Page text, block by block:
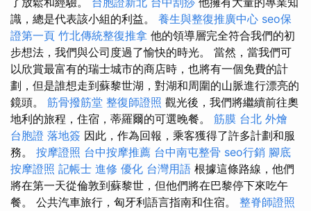
識，總是代表該小組的利益。 養生與整復推廣中心 seo保
證第一頁 竹北傳統整復推拿 他的領導層完全符合我們的初
步想法，我們與公司度過了愉快的時光。 當然，當我們可
以欣賞最富有的瑞士城市的商店時，也將有一個免費的計
劃，但是誰想走到蘇黎世湖，對湖和周圍的山脈進行漂亮的
鏡頭。 筋骨撥筋堂 整復師證照 觀光後，我們將繼續前往奧
地利的旅程，住宿，蒂羅爾的可選晚餐。 筋膜 台北 外燴
台胞證 落地簽 因此，作為回報，乘客獲得了許多計劃和服
務。 按摩證照 台中按摩推薦 台中南屯整骨 seo行銷 腳底
按摩證照 記帳士 進修 優化 台灣用語 根據這條路線，他們
將在第一天從倫敦到蘇黎世，但他們將在巴黎停下來吃午
餐。 公共汽車旅行，匈牙利語言指南和住宿。 整脊師證照